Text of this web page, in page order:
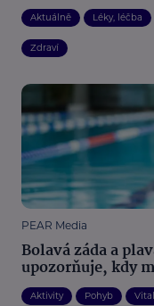
Aktuálně Léky, léčba
Zdraví
PEAR Media
Bolavá záda a
upozorňuje, kdy
Aktivity Pohyb